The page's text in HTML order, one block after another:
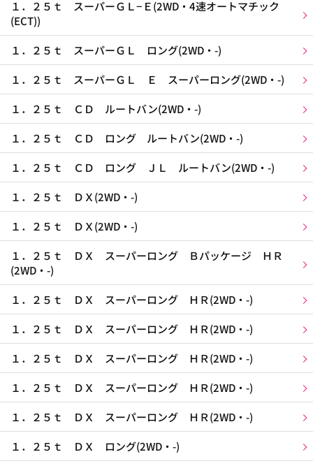
１．２５ｔ スーパーＧＬ−Ｅ(2WD・4速オートマチック
(ECT))
１．２５ｔ スーパーＧＬ ロング(2WD・-)
１．２５ｔ スーパーＧＬ Ｅ スーパーロング(2WD・-)
１．２５ｔ ＣＤ ルートバン(2WD・-)
１．２５ｔ ＣＤ ロング ルートバン(2WD・-)
１．２５ｔ ＣＤ ロング ＪＬ ルートバン(2WD・-)
１．２５ｔ ＤＸ(2WD・-)
１．２５ｔ ＤＸ(2WD・-)
１．２５ｔ ＤＸ スーパーロング Ｂパッケージ ＨＲ
(2WD・-)
１．２５ｔ ＤＸ スーパーロング ＨＲ(2WD・-)
１．２５ｔ ＤＸ スーパーロング ＨＲ(2WD・-)
１．２５ｔ ＤＸ スーパーロング ＨＲ(2WD・-)
１．２５ｔ ＤＸ スーパーロング ＨＲ(2WD・-)
１．２５ｔ ＤＸ スーパーロング ＨＲ(2WD・-)
１．２５ｔ ＤＸ ロング(2WD・-)